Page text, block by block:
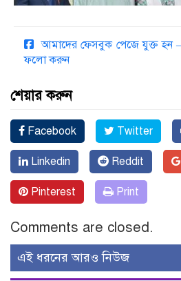
আমাদের ফেসবুক পেজে যুক্ত হন
ফলো করুন
শেয়ার করুন
Facebook Twitter
Linkedin Reddit
Pinterest Print
Comments are closed.
এই ধরনের আরও নিউজ